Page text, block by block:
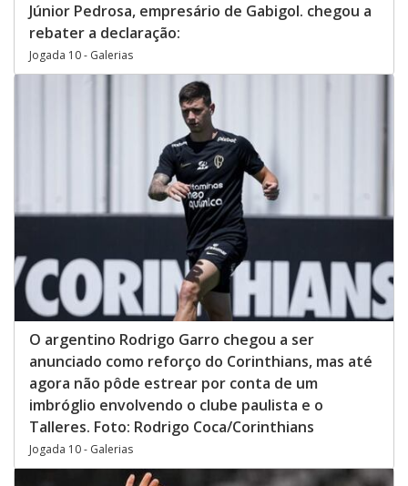
Júnior Pedrosa, empresário de Gabigol. chegou a
rebater a declaração:
Jogada 10 - Galerias
O argentino Rodrigo Garro chegou a ser
anunciado como reforço do Corinthians, mas até
agora não pôde estrear por conta de um
imbróglio envolvendo o clube paulista e o
Talleres. Foto: Rodrigo Coca/Corinthians
Jogada 10 - Galerias